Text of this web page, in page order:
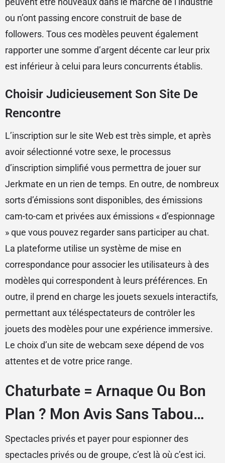
ou n’ont passing encore construit de base de
followers. Tous ces modèles peuvent également
rapporter une somme d’argent décente car leur prix
est inférieur à celui para leurs concurrents établis.
Choisir Judicieusement Son Site De
Rencontre
L’inscription sur le site Web est très simple, et après
avoir sélectionné votre sexe, le processus
d’inscription simplifié vous permettra de jouer sur
Jerkmate en un rien de temps. En outre, de nombreux
sorts d’émissions sont disponibles, des émissions
cam-to-cam et privées aux émissions « d’espionnage
» que vous pouvez regarder sans participer au chat.
La plateforme utilise un système de mise en
correspondance pour associer les utilisateurs à des
modèles qui correspondent à leurs préférences. En
outre, il prend en charge les jouets sexuels interactifs,
permettant aux téléspectateurs de contrôler les
jouets des modèles pour une expérience immersive.
Le choix d’un site de webcam sexe dépend de vos
attentes et de votre price range.
Chaturbate = Arnaque Ou Bon
Plan ? Mon Avis Sans Tabou…
Spectacles privés et payer pour espionner des
spectacles privés ou de groupe, c’est là où c’est ici.